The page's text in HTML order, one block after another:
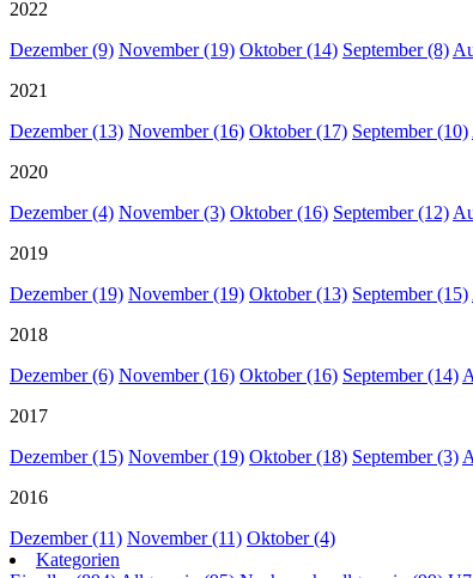
2022
Dezember (9) November (19) Oktober (14) September (8)
2021
Dezember (13) November (16) Oktober (17) September (10)
2020
Dezember (4) November (3) Oktober (16) September (12)
2019
Dezember (19) November (19) Oktober (13) September (15)
2018
Dezember (6) November (16) Oktober (16) September (14)
2017
Dezember (15) November (19) Oktober (18) September (3)
2016
Dezember (11) November (11) Oktober (4)
Kategorien